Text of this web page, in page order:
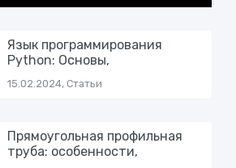
Язык программирования
Python: Основы,
15.02.2024, Статьи
Прямоугольная профильная
труба: особенности,